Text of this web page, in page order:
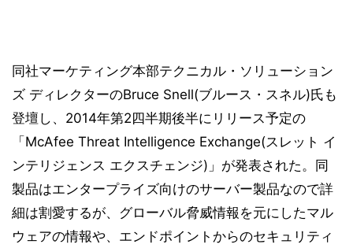
同社マーケティング本部テクニカル・ソリューション
ズ ディレクターのBruce Snell(ブルース・スネル)氏も
登壇し、2014年第2四半期後半にリリース予定の
「McAfee Threat Intelligence Exchange(スレット イ
ンテリジェンス エクスチェンジ)」が発表された。同
製品はエンタープライズ向けのサーバー製品なので詳
細は割愛するが、グローバル脅威情報を元にしたマル
ウェアの情報や、エンドポイントからのセキュリティ